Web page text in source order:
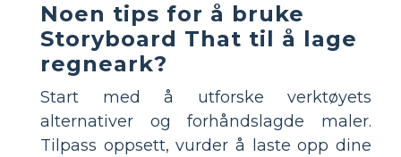
Noen tips for å bruke
Storyboard That til å lage
regneark?
Start med å utforske verktøyets
alternativer og forhåndslagde maler.
Tilpass oppsett, vurder å laste opp dine